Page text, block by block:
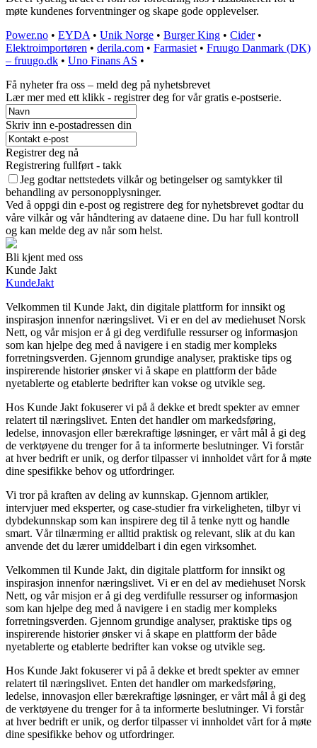
møte kundenes forventninger og skape gode opplevelser.
Power.no • EYDA • Unik Norge • Burger King • Cider•
Elektroimportøren • derila.com • Farmasiet • Fruugo Danmark (DK)
– fruugo.dk • Uno Finans AS •
Få nyheter fra oss – meld deg på nyhetsbrevet
Lær mer med ett klikk - registrer deg for vår gratis e-postserie.
Skriv inn e-postadressen din
Registrer deg nå
Registrering fullført - takk
Jeg godtar nettstedets vilkår og betingelser og samtykker til
behandling av personopplysninger.
Ved å oppgi din e-post og registrere deg for nyhetsbrevet godtar du
våre vilkår og vår håndtering av dataene dine. Du har full kontroll
og kan melde deg av når som helst.
Bli kjent med oss
Kunde Jakt
KundeJakt
Velkommen til Kunde Jakt, din digitale plattform for innsikt og
inspirasjon innenfor næringslivet. Vi er en del av mediehuset Norsk
Nett, og vår misjon er å gi deg verdifulle ressurser og informasjon
som kan hjelpe deg med å navigere i en stadig mer kompleks
forretningsverden. Gjennom grundige analyser, praktiske tips og
inspirerende historier ønsker vi å skape en plattform der både
nyetablerte og etablerte bedrifter kan vokse og utvikle seg.
Hos Kunde Jakt fokuserer vi på å dekke et bredt spekter av emner
relatert til næringslivet. Enten det handler om markedsføring,
ledelse, innovasjon eller bærekraftige løsninger, er vårt mål å gi deg
de verktøyene du trenger for å ta informerte beslutninger. Vi forstår
at hver bedrift er unik, og derfor tilpasser vi innholdet vårt for å møte
dine spesifikke behov og utfordringer.
Vi tror på kraften av deling av kunnskap. Gjennom artikler,
intervjuer med eksperter, og case-studier fra virkeligheten, tilbyr vi
dybdekunnskap som kan inspirere deg til å tenke nytt og handle
smart. Vår tilnærming er alltid praktisk og relevant, slik at du kan
anvende det du lærer umiddelbart i din egen virksomhet.
Velkommen til Kunde Jakt, din digitale plattform for innsikt og
inspirasjon innenfor næringslivet. Vi er en del av mediehuset Norsk
Nett, og vår misjon er å gi deg verdifulle ressurser og informasjon
som kan hjelpe deg med å navigere i en stadig mer kompleks
forretningsverden. Gjennom grundige analyser, praktiske tips og
inspirerende historier ønsker vi å skape en plattform der både
nyetablerte og etablerte bedrifter kan vokse og utvikle seg.
Hos Kunde Jakt fokuserer vi på å dekke et bredt spekter av emner
relatert til næringslivet. Enten det handler om markedsføring,
ledelse, innovasjon eller bærekraftige løsninger, er vårt mål å gi deg
de verktøyene du trenger for å ta informerte beslutninger. Vi forstår
at hver bedrift er unik, og derfor tilpasser vi innholdet vårt for å møte
dine spesifikke behov og utfordringer.